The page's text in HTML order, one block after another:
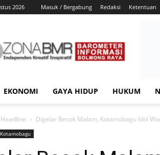
2026 Masuk / Bergabung Redaksi Ketentuan
EKONOMI GAYA HIDUP HUKUM
Headline Digelar Besok Malam, Kotamobagu Idol
Kotamobagu